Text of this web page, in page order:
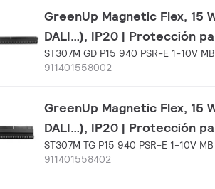
GreenUp Magnetic Flex, 15
DALI…), IP20 | Protección
ST307M GD P15 940 PSR-E 1-10V MB
911401558002
GreenUp Magnetic Flex, 15
DALI…), IP20 | Protección
ST307M TG P15 940 PSR-E 1-10V MB
911401558402